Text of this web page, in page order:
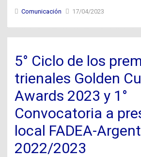
Comunicación 17/04/2023
5° Ciclo de los
trienales Golden
Awards 2023 y 1°
Convocatoria a
local FADEA-
2022/2023